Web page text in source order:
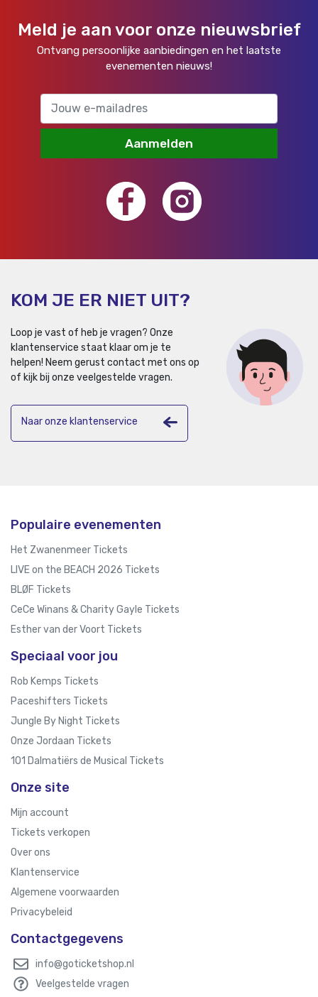
Meld je aan voor onze nieuwsbrief
Ontvang persoonlijke aanbiedingen en het laatste
evenementen nieuws!
Aanmelden
KOM JE ER NIET UIT?
Loop je vast of heb je vragen? Onze
klantenservice staat klaar om je te
helpen! Neem gerust contact met ons op
of kijk bij onze veelgestelde vragen.
Naar onze klantenservice
Populaire evenementen
Het Zwanenmeer Tickets
LIVE on the BEACH 2026 Tickets
BLØF Tickets
CeCe Winans & Charity Gayle Tickets
Esther van der Voort Tickets
Speciaal voor jou
Rob Kemps Tickets
Paceshifters Tickets
Jungle By Night Tickets
Onze Jordaan Tickets
101 Dalmatiërs de Musical Tickets
Onze site
Mijn account
Tickets verkopen
Over ons
Klantenservice
Algemene voorwaarden
Privacybeleid
Contactgegevens
info@goticketshop.nl
Veelgestelde vragen